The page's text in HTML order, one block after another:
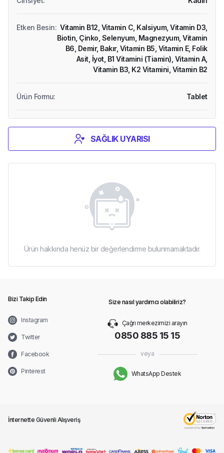
Etken Besin: Vitamin B12, Vitamin C, Kalsiyum,Vitamin D3,
Biotin, Çinko, Selenyum, Magnezyum,Vitamin
B6, Demir, Bakır, Vitamin B5, Vitamin E, Folik
Asit, İyot, B1 Vitamini (Tiamin), Vitamin A,
Vitamin B3, K2 Vitamini, Vitamin B2
Ürün Formu: Tablet
SAĞLIK UYARISI
Ürün hakkında henüz bir değerlendirme bulunmamaktadır.
Bizi Takip Edin
Instagram
Twitter
Facebook
Pinterest
Size nasıl yardımcı olabiliriz?
Çağrı merkezimizi arayın
0850 885 15 15
veya
WhatsApp Destek
İnternette Güvenli Alışveriş